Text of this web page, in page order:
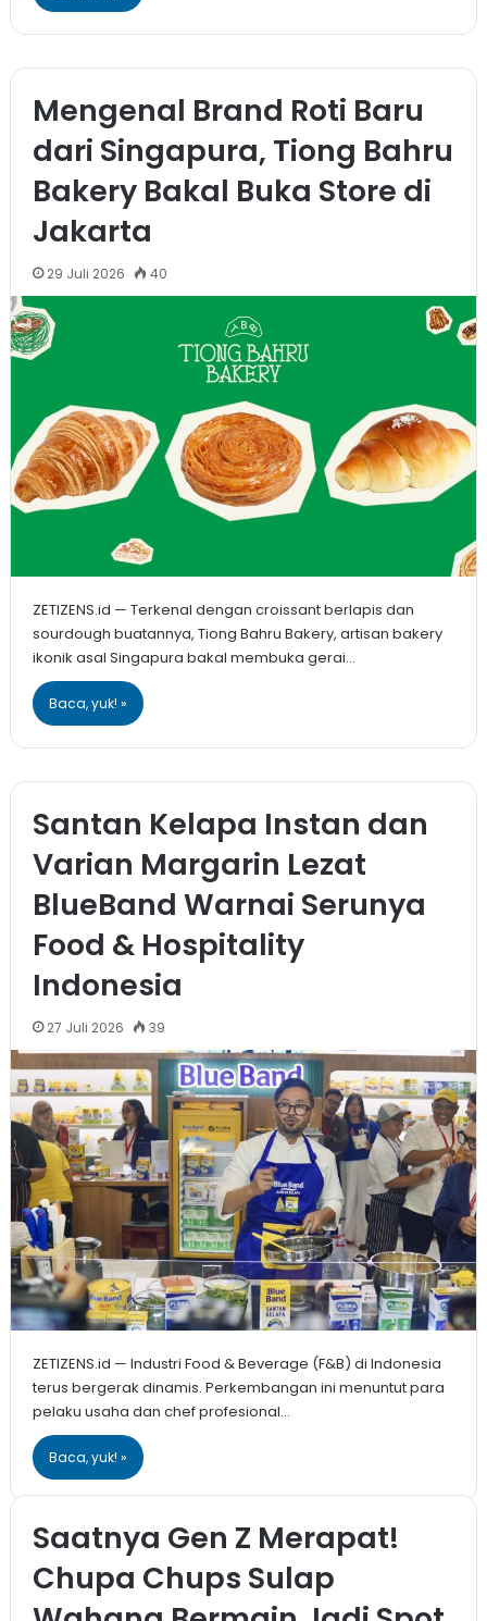
Mengenal Brand Roti Baru
dari Singapura, Tiong Bahru
Bakery Bakal Buka Store di
Jakarta
29 Juli 2026 40
ZETIZENS.id — Terkenal dengan croissant berlapis dan
sourdough buatannya, Tiong Bahru Bakery, artisan bakery
ikonik asal Singapura bakal membuka gerai…
Baca, yuk! »
Santan Kelapa Instan dan
Varian Margarin Lezat
BlueBand Warnai Serunya
Food & Hospitality
Indonesia
27 Juli 2026 39
ZETIZENS.id — Industri Food & Beverage (F&B) di Indonesia
terus bergerak dinamis. Perkembangan ini menuntut para
pelaku usaha dan chef profesional…
Baca, yuk! »
Saatnya Gen Z Merapat!
Chupa Chups Sulap